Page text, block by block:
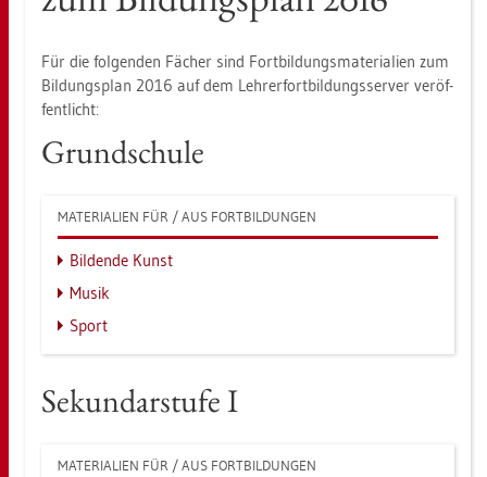
Für die fol­gen­den Fä­cher sind Fort­bil­dungs­ma­te­ria­li­en zum
Bil­dungs­plan 2016 auf dem Leh­rer­fort­bil­dungs­ser­ver ver­öf­
fent­licht:
Grund­schu­le
MA­TE­RIA­LI­EN FÜR / AUS FORT­BIL­DUN­GEN
Bil­den­de Kunst
Musik
Sport
Se­kun­dar­stu­fe I
MA­TE­RIA­LI­EN FÜR / AUS FORT­BIL­DUN­GEN